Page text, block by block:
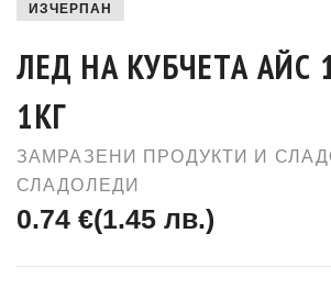
ИЗЧЕРПАН
ЛЕД НА КУБЧЕТА АЙС
1КГ
ЗАМРАЗЕНИ ПРОДУКТИ И
СЛАДОЛЕДИ
0.74 €(1.45 лв.)